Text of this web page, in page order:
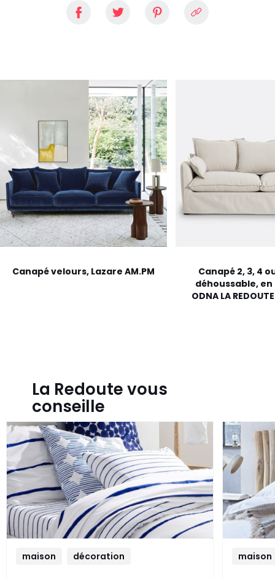
Canapé velours, Lazare AM.PM
Canapé 2, 3, 4
déhoussable,
ODNA LA
La Redoute vous
conseille
maison décoration maison